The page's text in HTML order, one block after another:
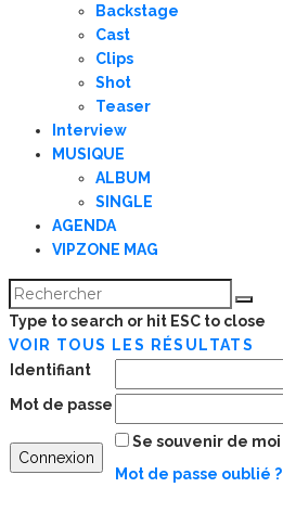
Backstage
Cast
Clips
Shot
Teaser
Interview
MUSIQUE
ALBUM
SINGLE
AGENDA
VIPZONE MAG
Type to search or hit ESC to close
VOIR TOUS LES RÉSULTATS
Identifiant
Mot de passe
Se souvenir de moi
Mot de passe oublié ?